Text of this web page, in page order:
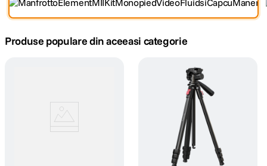
4. peak design
canon sx740 hs
card memorie
dji mic mini
Produse populare din aceeasi categorie